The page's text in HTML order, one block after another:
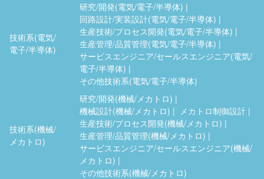
技術系(電気/
電子/半導体)
研究/開発(電気/電子/半導体)
回路設計/実装設計(電気/電子/半導体)
生産技術/プロセス開発(電気/電子/半導体)
生産管理/品質管理(電気/電子/半導体)
サービスエンジニア/セールスエンジニア(電気/
電子/半導体)
その他技術系(電気/電子/半導体)
技術系(機械/
メカトロ)
研究/開発(機械/メカトロ)
機械設計(機械/メカトロ)
メカトロ制御設計
生産技術/プロセス開発(機械/メカトロ)
生産管理/品質管理(機械/メカトロ)
サービスエンジニア/セールスエンジニア(機械/
メカトロ)
その他技術系(機械/メカトロ)